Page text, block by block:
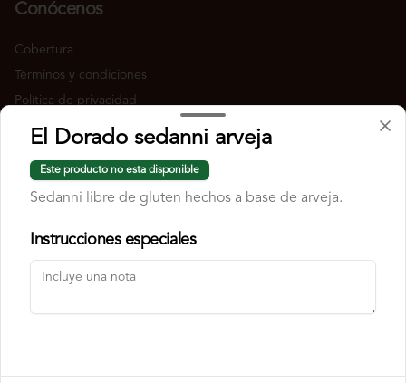
Conócenos
Cobertura
Términos y condiciones
Política de privacidad
Redes sociales
Instagram
Facebook
Iniciar sesión
El Dorado sedanni arveja
Este producto no esta disponible
Sedanni libre de gluten hechos a base de arveja.
Instrucciones especiales